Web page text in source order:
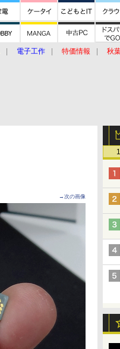
電子工作 特価情報 秋
→次の画像